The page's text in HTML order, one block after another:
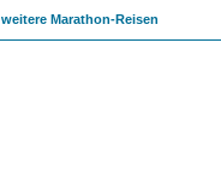
weitere Marathon-Reisen